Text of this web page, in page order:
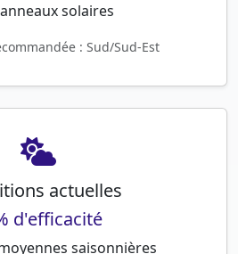
solaires
: Sud/Sud-Est
actuelles
d'efficacité
saisonnières